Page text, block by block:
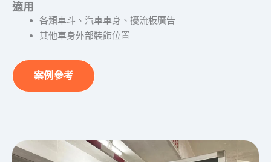
適用
各類車斗、汽車車身、擾流板廣告
其他車身外部裝飾位置
案例參考